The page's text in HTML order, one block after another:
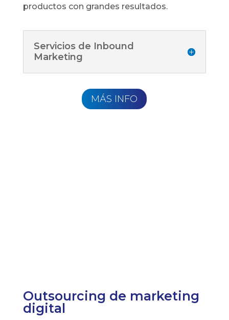
productos con grandes resultados.
Servicios de Inbound
Marketing
MÁS INFO
Outsourcing de marketing
digital